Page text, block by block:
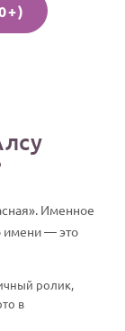
Именное
имени — это
ролик,
в